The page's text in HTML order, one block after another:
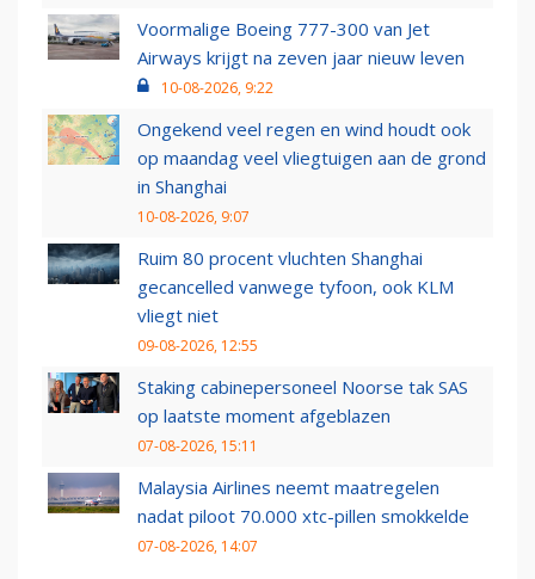
Voormalige Boeing 777-300 van Jet
Airways krijgt na zeven jaar nieuw leven
10-08-2026, 9:22
Ongekend veel regen en wind houdt ook
op maandag veel vliegtuigen aan de grond
in Shanghai
10-08-2026, 9:07
Ruim 80 procent vluchten Shanghai
gecancelled vanwege tyfoon, ook KLM
vliegt niet
09-08-2026, 12:55
Staking cabinepersoneel Noorse tak SAS
op laatste moment afgeblazen
07-08-2026, 15:11
Malaysia Airlines neemt maatregelen
nadat piloot 70.000 xtc-pillen smokkelde
07-08-2026, 14:07